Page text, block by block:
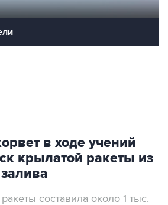
в ходе учений
крылатой ракеты из
составила около 1 тыс.